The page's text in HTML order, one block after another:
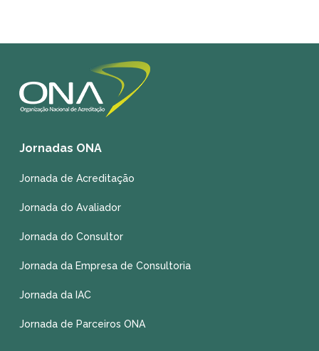
Jornadas ONA
Jornada de Acreditação
Jornada do Avaliador
Jornada do Consultor
Jornada da Empresa de Consultoria
Jornada da IAC
Jornada de Parceiros ONA